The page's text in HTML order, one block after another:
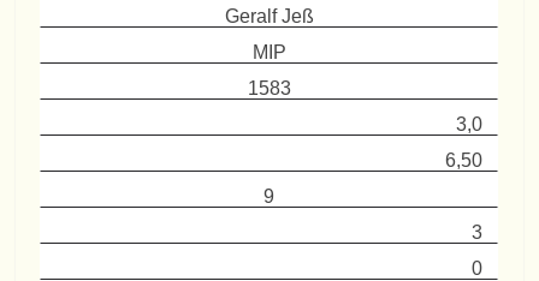
Geralf Jeß
MIP
1583
3,0
6,50
9
3
0